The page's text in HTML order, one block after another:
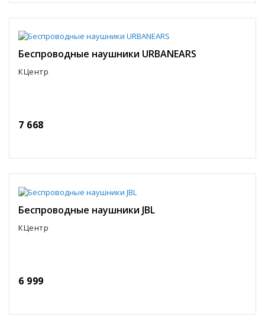
Беспроводные наушники URBANEARS
КЦентр
7 668
Беспроводные наушники JBL
КЦентр
6 999